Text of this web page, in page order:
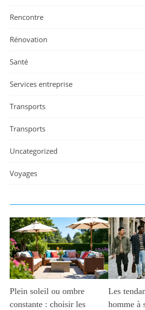
Rencontre
Rénovation
Santé
Services entreprise
Transports
Transports
Uncategorized
Voyages
Plein soleil ou ombre
constante : choisir les
Les
homme à